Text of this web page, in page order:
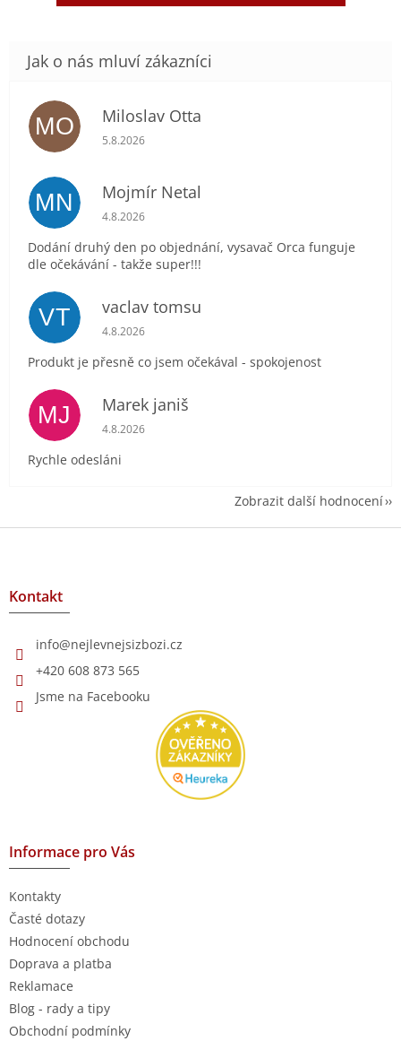
MO Miloslav Otta
Hodnocení obchodu je 5 z 5 hvězdiček.
5.8.2026
MN Mojmír Netal
Hodnocení obchodu je 5 z 5 hvězdiček.
4.8.2026
Dodání druhý den po objednání, vysavač Orca funguje
dle očekávání - takže super!!!
VT vaclav tomsu
Hodnocení obchodu je 5 z 5 hvězdiček.
4.8.2026
Produkt je přesně co jsem očekával - spokojenost
MJ Marek janiš
Hodnocení obchodu je 5 z 5 hvězdiček.
4.8.2026
Rychle odesláni
Zobrazit další hodnocení
Z
Kontakt
info@nejlevnejsizbozi.cz
+420 608 873 565
Jsme na Facebooku
Informace pro Vás
Kontakty
Časté dotazy
Hodnocení obchodu
Doprava a platba
Reklamace
Blog - rady a tipy
Obchodní podmínky